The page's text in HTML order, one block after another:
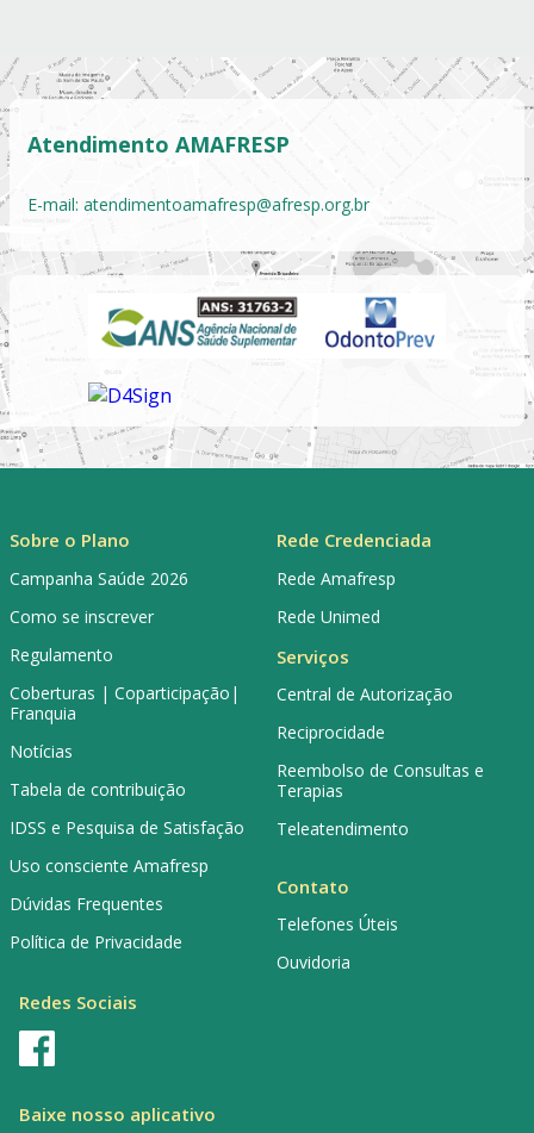
Atendimento AMAFRESP
E-mail: atendimentoamafresp@afresp.org.br
Sobre o Plano
Campanha Saúde 2026
Como se inscrever
Regulamento
Coberturas | Coparticipação|
Franquia
Notícias
Tabela de contribuição
IDSS e Pesquisa de Satisfação
Uso consciente Amafresp
Dúvidas Frequentes
Política de Privacidade
Rede Credenciada
Rede Amafresp
Rede Unimed
Serviços
Central de Autorização
Reciprocidade
Reembolso de Consultas e
Terapias
Teleatendimento
Contato
Telefones Úteis
Ouvidoria
Redes Sociais
Baixe nosso aplicativo